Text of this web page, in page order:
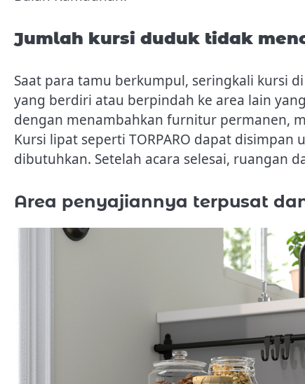
Jumlah kursi duduk tidak
Saat para tamu berkumpul, seringkali kursi
yang berdiri atau berpindah ke area lain
dengan menambahkan furnitur permanen,
Kursi lipat seperti TORPARO dapat
dibutuhkan. Setelah acara selesai, ruangan
Area penyajiannya terpusat